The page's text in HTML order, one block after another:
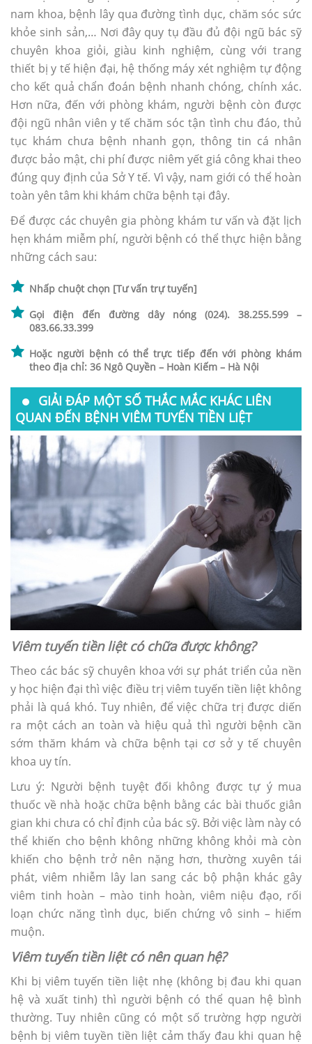
nam khoa, bệnh lây qua đường tình dục, chăm sóc sức
khỏe sinh sản,… Nơi đây quy tụ đầu đủ đội ngũ bác sỹ
chuyên khoa giỏi, giàu kinh nghiệm, cùng với trang
thiết bị y tế hiện đại, hệ thống máy xét nghiệm tự động
cho kết quả chẩn đoán bệnh nhanh chóng, chính xác.
Hơn nữa, đến với phòng khám, người bệnh còn được
đội ngũ nhân viên y tế chăm sóc tận tình chu đáo, thủ
tục khám chưa bệnh nhanh gọn, thông tin cá nhân
được bảo mật, chi phí được niêm yết giá công khai theo
đúng quy định của Sở Y tế. Vì vậy, nam giới có thể hoàn
toàn yên tâm khi khám chữa bệnh tại đây.
Để được các chuyên gia phòng khám tư vấn và đặt lịch
hẹn khám miễm phí, người bệnh có thể thực hiện bằng
những cách sau:
Nhấp chuột chọn [Tư vấn trự tuyến]
Gọi điện đến đường dây nóng (024). 38.255.599 –
083.66.33.399
Hoặc người bệnh có thể trực tiếp đến với phòng khám
theo địa chỉ: 36 Ngô Quyền – Hoàn Kiếm – Hà Nội
GIẢI ĐÁP MỘT SỐ THẮC MẮC KHÁC LIÊN
QUAN ĐẾN BỆNH VIÊM TUYẾN TIỀN LIỆT
Viêm tuyến tiền liệt có chữa được không?
Theo các bác sỹ chuyên khoa với sự phát triển của nền
y học hiện đại thì việc điều trị viêm tuyến tiền liệt không
phải là quá khó. Tuy nhiên, để việc chữa trị được diến
ra một cách an toàn và hiệu quả thì người bệnh cần
sớm thăm khám và chữa bệnh tại cơ sở y tế chuyên
khoa uy tín.
Lưu ý: Người bệnh tuyệt đối không được tự ý mua
thuốc về nhà hoặc chữa bệnh bằng các bài thuốc giân
gian khi chưa có chỉ định của bác sỹ. Bởi việc làm này có
thể khiến cho bệnh không những không khỏi mà còn
khiến cho bệnh trở nên nặng hơn, thường xuyên tái
phát, viêm nhiễm lây lan sang các bộ phận khác gây
viêm tinh hoàn – mào tinh hoàn, viêm niệu đạo, rối
loạn chức năng tình dục, biến chứng vô sinh – hiếm
muộn.
Viêm tuyến tiền liệt có nên quan hệ?
Khi bị viêm tuyến tiền liệt nhẹ (không bị đau khi quan
hệ và xuất tinh) thì người bệnh có thể quan hệ bình
thường. Tuy nhiên cũng có một số trường hợp người
bệnh bị viêm tuyền tiền liệt cảm thấy đau khi quan hệ